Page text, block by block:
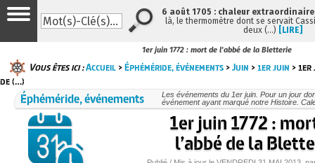
1er juin 1772 : mort de l'abbé de la Bletterie
Vous êtes ici :Accueil >Éphéméride, événements >Juin >1er juin >
de (…)
Éphéméride, événements
Les événements du 1er juin. Pour un jour
événement ayant marqué notre Histoire.
1er juin 1772 :
l’abbé de la
6 août 1705 : chaleur
là, le thermomètre dont se servait
deux (…) [LIRE]